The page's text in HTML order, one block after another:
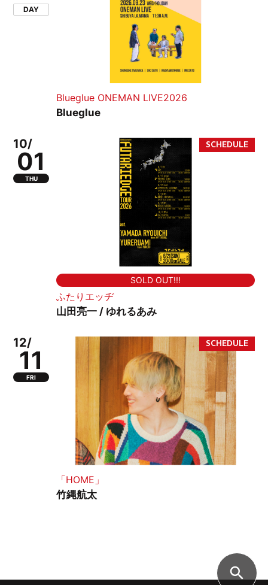
DAY
Blueglue ONEMAN LIVE2026
Blueglue
10/
01
THU
SOLD OUT!!!
ふたりエッヂ
山田亮一 / ゆれるあみ
12/
11
FRI
「HOME」
竹縄航太
search